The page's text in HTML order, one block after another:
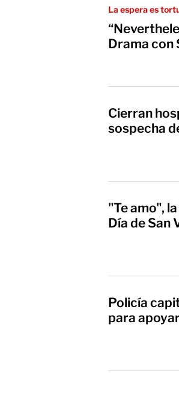
La espera es
Drama con
Cierran
sospecha
"Te amo",
Día de San
Policía
para